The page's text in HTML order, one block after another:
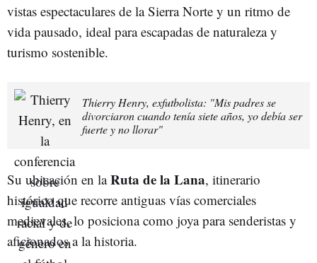
vistas espectaculares de la Sierra Norte y un ritmo de
vida pausado, ideal para escapadas de naturaleza y
turismo sostenible.
Thierry Henry, exfutbolista: "Mis padres se
divorciaron cuando tenía siete años, yo debía ser
fuerte y no llorar"
Su ubicación en laRuta de la Lana, itinerario
histórico que recorre antiguas vías comerciales
medievales, lo posiciona como joya para senderistas y
aficionados a la historia.